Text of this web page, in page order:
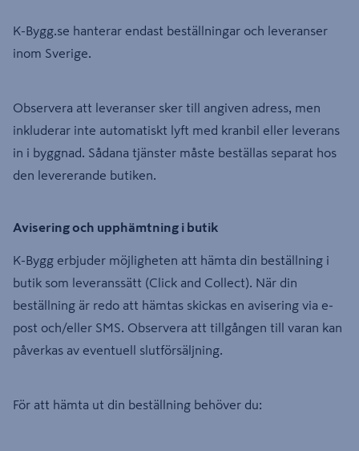
K-Bygg.se hanterar endast beställningar och leveranser
inom Sverige.
Observera att leveranser sker till angiven adress, men
inkluderar inte automatiskt lyft med kranbil eller leverans
in i byggnad. Sådana tjänster måste beställas separat hos
den levererande butiken.
Avisering och upphämtning i butik
K-Bygg erbjuder möjligheten att hämta din beställning i
butik som leveranssätt (Click and Collect). När din
beställning är redo att hämtas skickas en avisering via e-
post och/eller SMS. Observera att tillgången till varan kan
påverkas av eventuell slutförsäljning.
För att hämta ut din beställning behöver du: